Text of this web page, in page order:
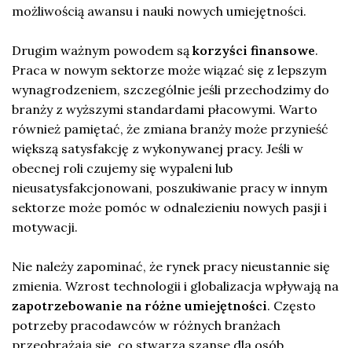
możliwością awansu i nauki nowych umiejętności.
Drugim ważnym powodem są korzyści finansowe.
Praca w nowym sektorze może wiązać się z lepszym
wynagrodzeniem, szczególnie jeśli przechodzimy do
branży z wyższymi standardami płacowymi. Warto
również pamiętać, że zmiana branży może przynieść
większą satysfakcję z wykonywanej pracy. Jeśli w
obecnej roli czujemy się wypaleni lub
nieusatysfakcjonowani, poszukiwanie pracy w innym
sektorze może pomóc w odnalezieniu nowych pasji i
motywacji.
Nie należy zapominać, że rynek pracy nieustannie się
zmienia. Wzrost technologii i globalizacja wpływają na
zapotrzebowanie na różne umiejętności. Często
potrzeby pracodawców w różnych branżach
przeobrażają się, co stwarza szanse dla osób